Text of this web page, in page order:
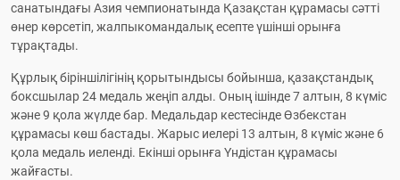
санатындағы Азия чемпионатында Қазақстан құрамасы сәтті
өнер көрсетіп, жалпыкомандалық есепте үшінші орынға
тұрақтады.
Құрлық біріншілігінің қорытындысы бойынша, қазақстандық
боксшылар 24 медаль жеңіп алды. Оның ішінде 7 алтын, 8 күміс
және 9 қола жүлде бар. Медальдар кестесінде Өзбекстан
құрамасы көш бастады. Жарыс иелері 13 алтын, 8 күміс және 6
қола медаль иеленді. Екінші орынға Үндістан құрамасы
жайғасты.